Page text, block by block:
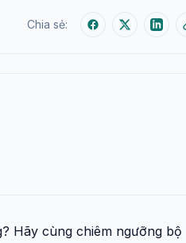
Chia sẻ:
Hãy cùng chiêm ngưỡng bộ